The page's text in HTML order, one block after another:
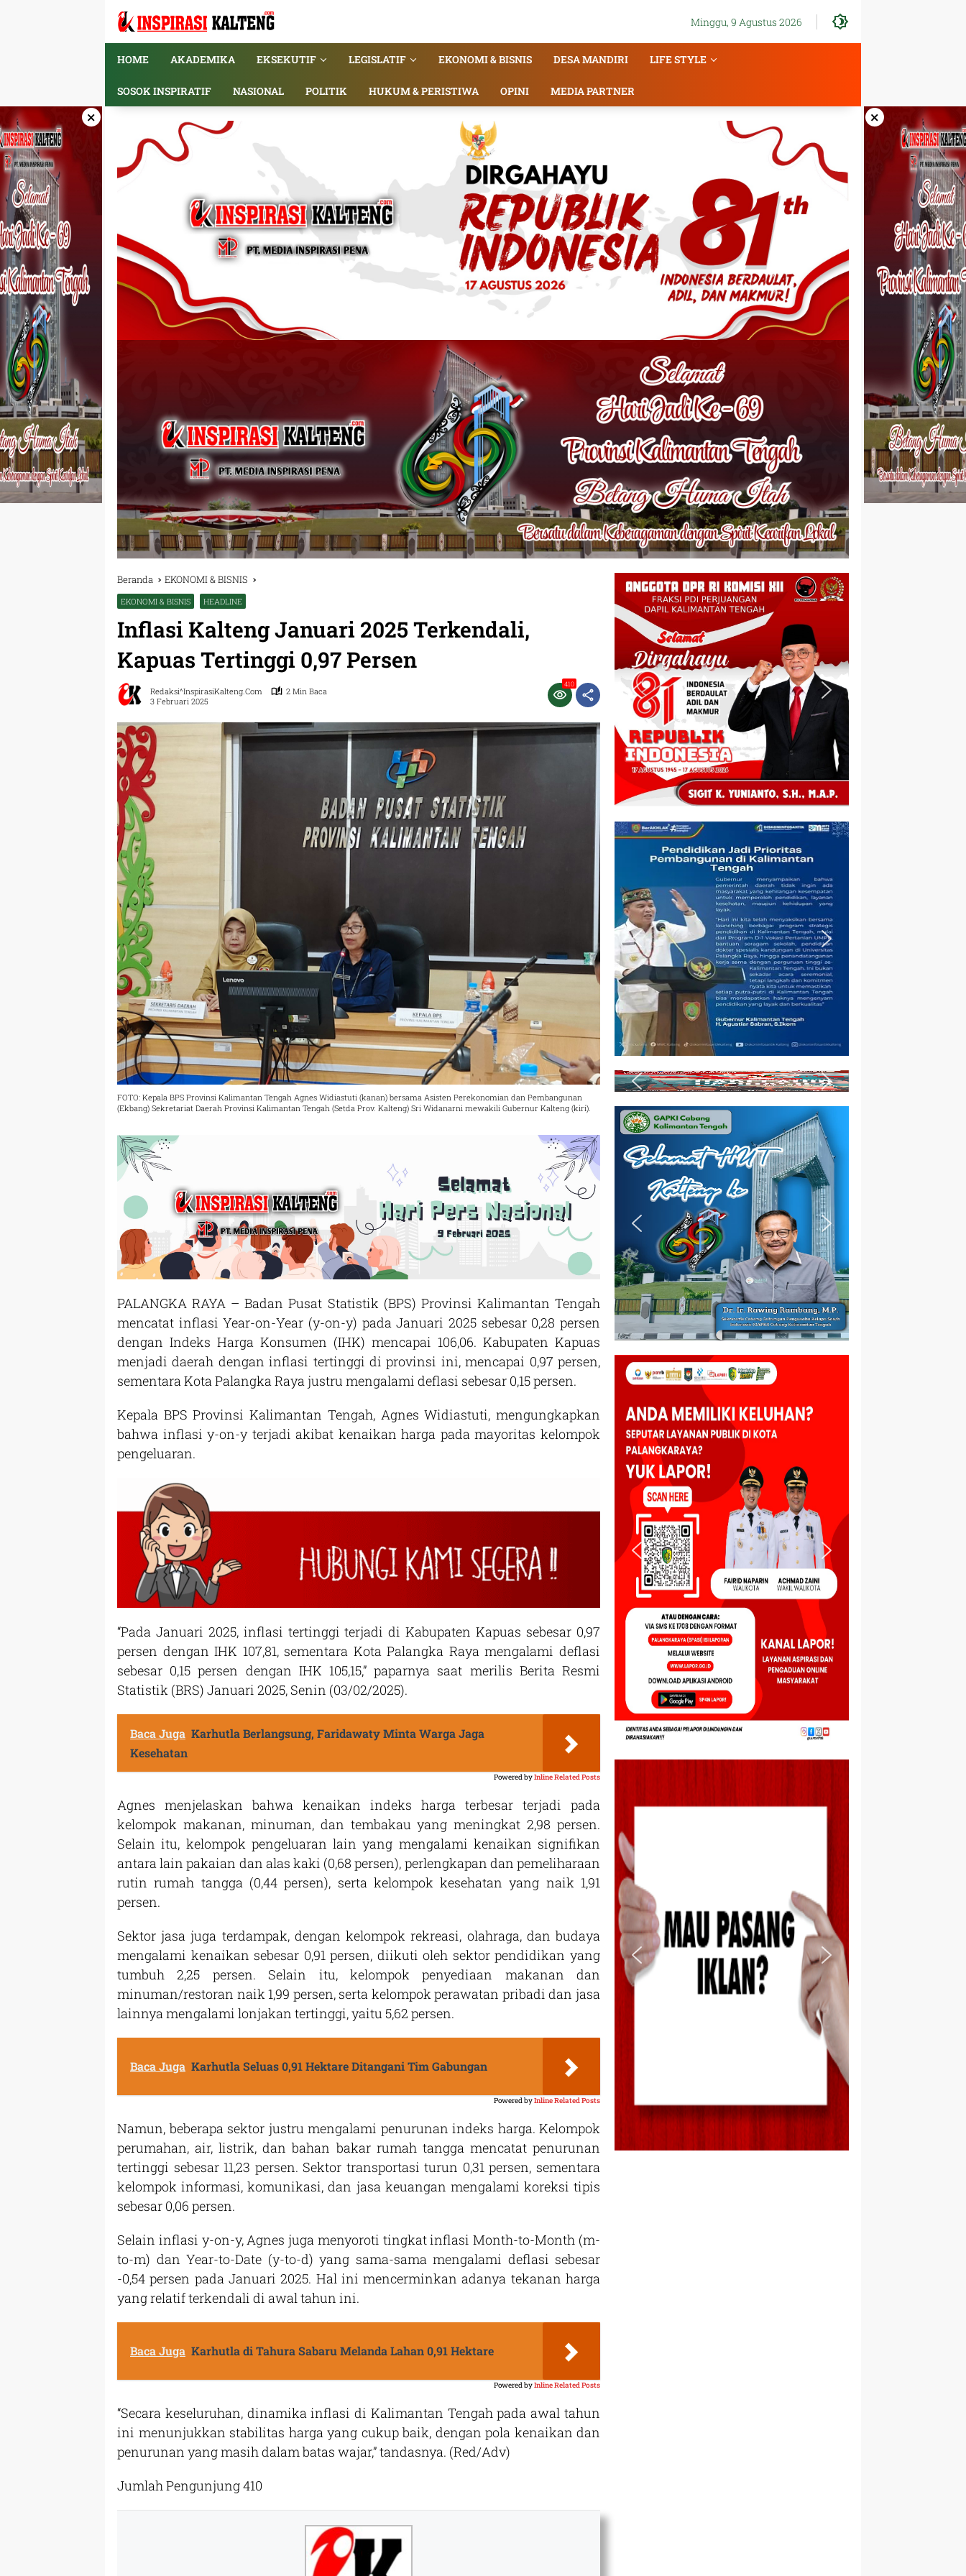
Minggu, 9 Agustus 2026
HOME AKADEMIKA EKSEKUTIF LEGISLATIF EKONOMI & BISNIS DESA MANDIRI LIFE STYLE
SOSOK INSPIRATIF NASIONAL POLITIK HUKUM & PERISTIWA OPINI MEDIA PARTNER
× ×
Beranda EKONOMI & BISNIS
EKONOMI & BISNIS HEADLINE
Inflasi Kalteng Januari 2025 Terkendali,
Kapuas Tertinggi 0,97 Persen
Redaksi^InspirasiKalteng.com
2 Min Baca
3 Februari 2025
410
FOTO: Kepala BPS Provinsi Kalimantan Tengah Agnes Widiastuti (kanan) bersama Asisten Perekonomian dan Pembangunan
(Ekbang) Sekretariat Daerah Provinsi Kalimantan Tengah (Setda Prov. Kalteng) Sri Widanarni mewakili Gubernur Kalteng (kiri).
PALANGKA RAYA – Badan Pusat Statistik (BPS) Provinsi Kalimantan Tengah
mencatat inflasi Year-on-Year (y-on-y) pada Januari 2025 sebesar 0,28 persen
dengan Indeks Harga Konsumen (IHK) mencapai 106,06. Kabupaten Kapuas
menjadi daerah dengan inflasi tertinggi di provinsi ini, mencapai 0,97 persen,
sementara Kota Palangka Raya justru mengalami deflasi sebesar 0,15 persen.
Kepala BPS Provinsi Kalimantan Tengah, Agnes Widiastuti, mengungkapkan
bahwa inflasi y-on-y terjadi akibat kenaikan harga pada mayoritas kelompok
pengeluaran.
“Pada Januari 2025, inflasi tertinggi terjadi di Kabupaten Kapuas sebesar 0,97
persen dengan IHK 107,81, sementara Kota Palangka Raya mengalami deflasi
sebesar 0,15 persen dengan IHK 105,15,” paparnya saat merilis Berita Resmi
Statistik (BRS) Januari 2025, Senin (03/02/2025).
Baca Juga Karhutla Berlangsung, Faridawaty Minta Warga Jaga
Kesehatan
Powered byInline Related Posts
Agnes menjelaskan bahwa kenaikan indeks harga terbesar terjadi pada
kelompok makanan, minuman, dan tembakau yang meningkat 2,98 persen.
Selain itu, kelompok pengeluaran lain yang mengalami kenaikan signifikan
antara lain pakaian dan alas kaki (0,68 persen), perlengkapan dan pemeliharaan
rutin rumah tangga (0,44 persen), serta kelompok kesehatan yang naik 1,91
persen.
Sektor jasa juga terdampak, dengan kelompok rekreasi, olahraga, dan budaya
mengalami kenaikan sebesar 0,91 persen, diikuti oleh sektor pendidikan yang
tumbuh 2,25 persen. Selain itu, kelompok penyediaan makanan dan
minuman/restoran naik 1,99 persen, serta kelompok perawatan pribadi dan jasa
lainnya mengalami lonjakan tertinggi, yaitu 5,62 persen.
Baca Juga Karhutla Seluas 0,91 Hektare Ditangani Tim Gabungan
Powered byInline Related Posts
Namun, beberapa sektor justru mengalami penurunan indeks harga. Kelompok
perumahan, air, listrik, dan bahan bakar rumah tangga mencatat penurunan
tertinggi sebesar 11,23 persen. Sektor transportasi turun 0,31 persen, sementara
kelompok informasi, komunikasi, dan jasa keuangan mengalami koreksi tipis
sebesar 0,06 persen.
Selain inflasi y-on-y, Agnes juga menyoroti tingkat inflasi Month-to-Month (m-
to-m) dan Year-to-Date (y-to-d) yang sama-sama mengalami deflasi sebesar
-0,54 persen pada Januari 2025. Hal ini mencerminkan adanya tekanan harga
yang relatif terkendali di awal tahun ini.
Baca Juga Karhutla di Tahura Sabaru Melanda Lahan 0,91 Hektare
Powered byInline Related Posts
“Secara keseluruhan, dinamika inflasi di Kalimantan Tengah pada awal tahun
ini menunjukkan stabilitas harga yang cukup baik, dengan pola kenaikan dan
penurunan yang masih dalam batas wajar,” tandasnya. (Red/Adv)
Jumlah Pengunjung410